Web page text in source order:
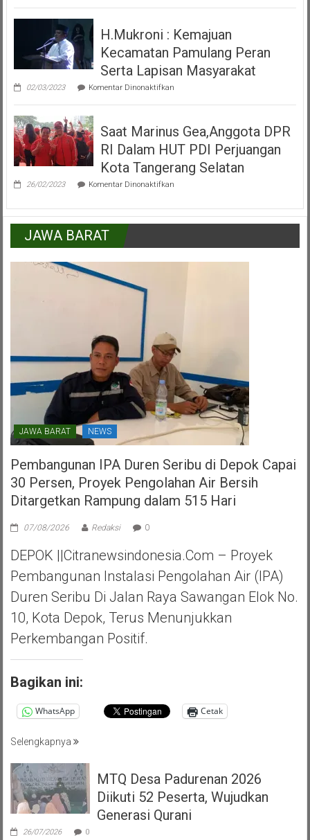
Peresmian
Alun
Kecamatan
Pamulang
Tangerang
Selatan
H.Mukroni : Kemajuan
Kecamatan Pamulang Peran
Serta Lapisan Masyarakat
02/03/2023 Komentar Dinonaktifkanpada
:
Kecamatan
Pamulang
Peran
Lapisan
Masyarakat
Saat Marinus Gea,Anggota DPR
RI Dalam HUT PDI Perjuangan
Kota Tangerang Selatan
26/02/2023 Komentar Dinonaktifkanpada
Gea,Anggota
DPR
Dalam
JAWA BARAT
JAWA BARAT NEWS
Pembangunan IPA Duren Seribu di Depok Capai
30 Persen, Proyek Pengolahan Air Bersih
Ditargetkan Rampung dalam 515 Hari
07/08/2026 Redaksi 0
DEPOK ||Citranewsindonesia.com – Proyek
Pembangunan Instalasi Pengolahan Air (IPA)
Duren Seribu Di Jalan Raya Sawangan Elok No.
10, Kota Depok, Terus Menunjukkan
Perkembangan Positif.
Bagikan ini:
WhatsApp Cetak
Selengkapnya
MTQ Desa Padurenan 2026
Diikuti 52 Peserta, Wujudkan
Generasi Qurani
26/07/2026 0